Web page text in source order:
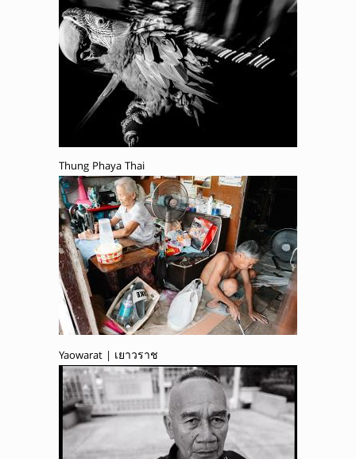
Thung Phaya Thai
Yaowarat | เยาวราช